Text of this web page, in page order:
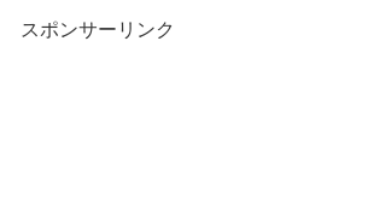
スポンサーリンク